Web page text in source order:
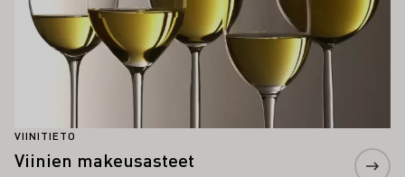
VIINITIETO
Viinien makeusasteet